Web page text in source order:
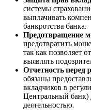
системы
выплачивать
банкротства банка.
Предотвращение
предотвратить
так как позволяет
выявлять
Отчетность
обязаны
вкладчиков в
Центральный банк)
деятельностью.